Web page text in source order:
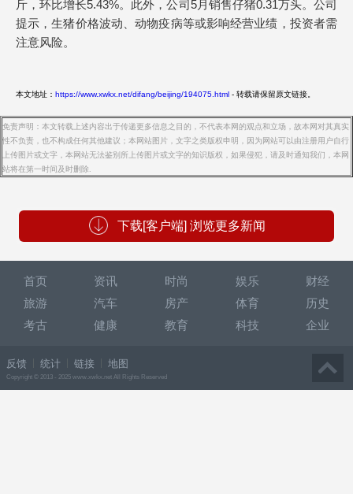
斤，环比增长5.43%。此外，公司5月销售仔猪0.31万头。公司
提示，生猪价格波动、动物疫病等或影响经营业绩，投资者需
注意风险。
本文地址： https://www.xwkx.net/difang/beijing/194075.html - 转载请保留原文链接。
免责声明：本文转载上述内容出于传递更多信息之目的，不代表本网的观点和立场，故本网对其真实
性不负责，也不构成任何其他建议；本网站图片，文字之类版权申明，因为网站可以由注册用户自行
上传图片或文字，本网站无法鉴别所上传图片或文字的知识版权，如果侵犯，请及时通知我们，本网
站将在第一时间及时删除.
下载[客户端] 浏览更多新闻
首页 资讯 时尚 娱乐
财经
旅游
汽车 房产 体育
历史
考古
健康 教育 科技 企业
反馈 统计 链接 地图
Copyright © 2013 - 2025 www.xwkx.net All Rights Reserved